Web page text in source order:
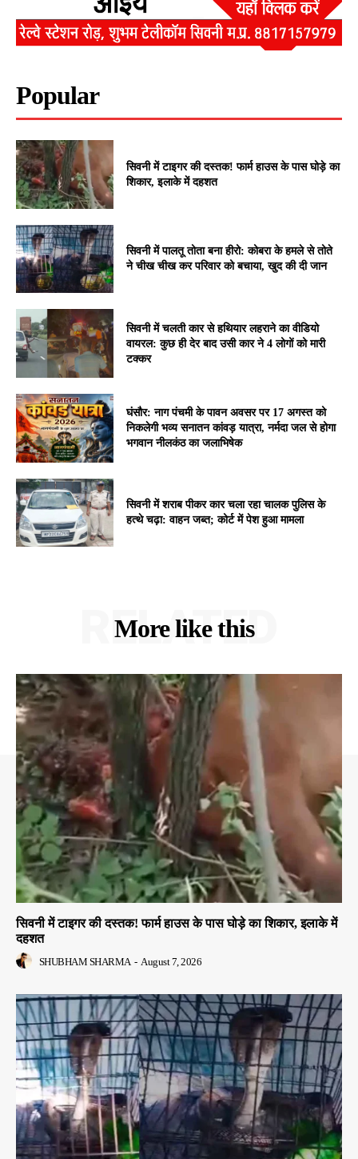
Popular
सिवनी में टाइगर की दस्तक! फार्म हाउस के पास घोड़े का
शिकार, इलाके में दहशत
सिवनी में पालतू तोता बना हीरो: कोबरा के हमले से तोते
ने चीख चीख कर परिवार को बचाया, खुद की दी जान
सिवनी में चलती कार से हथियार लहराने का वीडियो
वायरल: कुछ ही देर बाद उसी कार ने 4 लोगों को मारी
टक्कर
घंसौर: नाग पंचमी के पावन अवसर पर 17 अगस्त को
निकलेगी भव्य सनातन कांवड़ यात्रा, नर्मदा जल से होगा
भगवान नीलकंठ का जलाभिषेक
सिवनी में शराब पीकर कार चला रहा चालक पुलिस के
हत्थे चढ़ा: वाहन जब्त; कोर्ट में पेश हुआ मामला
More like this
RELATED
सिवनी में टाइगर की दस्तक! फार्म हाउस के पास घोड़े का शिकार, इलाके में
दहशत
SHUBHAM SHARMA - August 7, 2026